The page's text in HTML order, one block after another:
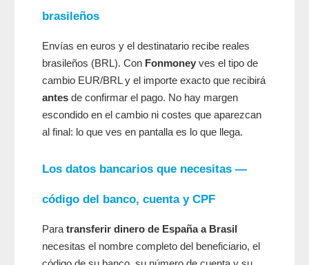
brasileños
Envías en euros y el destinatario recibe reales
brasileños (BRL). Con Fonmoney ves el tipo de
cambio EUR/BRL y el importe exacto que recibirá
antes de confirmar el pago. No hay margen
escondido en el cambio ni costes que aparezcan
al final: lo que ves en pantalla es lo que llega.
Los datos bancarios que necesitas —
código del banco, cuenta y CPF
Para transferir dinero de España a Brasil
necesitas el nombre completo del beneficiario, el